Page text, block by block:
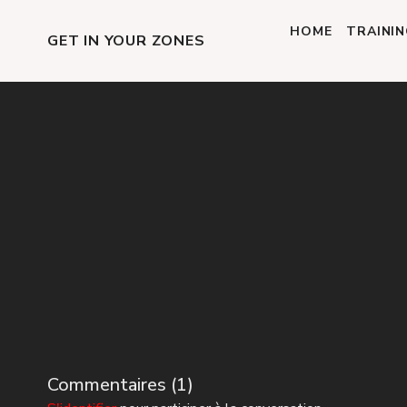
GET IN YOUR ZONES HOME
Commentaires (1)